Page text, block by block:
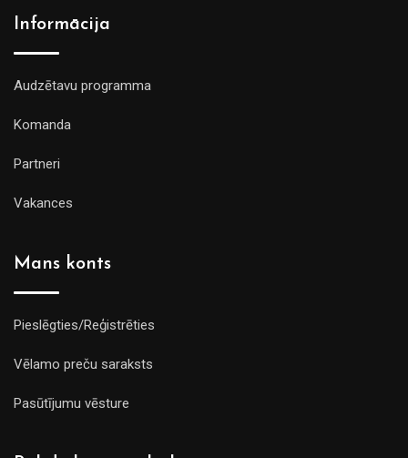
Informācija
Audzētavu programma
Komanda
Partneri
Vakances
Mans konts
Pieslēgties/Reģistrēties
Vēlamo preču saraksts
Pasūtījumu vēsture